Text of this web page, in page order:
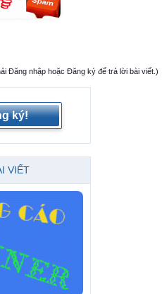
Đăng nhập hoặc Đăng ký để trả lời bài viết.)
ký!
VIẾT